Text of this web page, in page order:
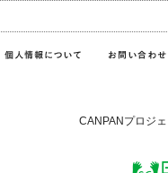
CANPANプロジ